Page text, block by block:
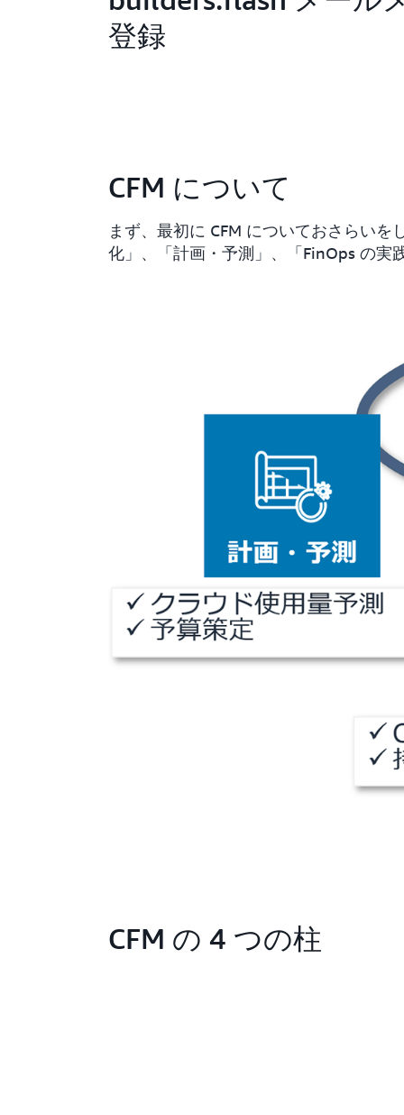
登録
CFM について
まず、最初に CFM についておさらいを
化」、「計画・予測」、「FinOps の実
CFM の 4 つの柱